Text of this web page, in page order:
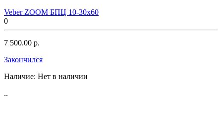
Veber ZOOM БПЦ 10-30x60
0
7 500.00 р.
Закончился
Наличие: Нет в наличии
..